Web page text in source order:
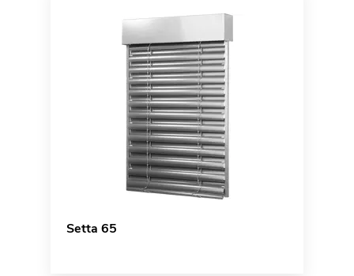
Setta 65